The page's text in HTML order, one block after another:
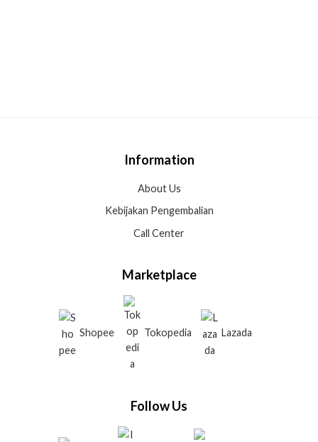
Information
About Us
Kebijakan Pengembalian
Call Center
Marketplace
Shopee Tokopedia Lazada
Follow Us